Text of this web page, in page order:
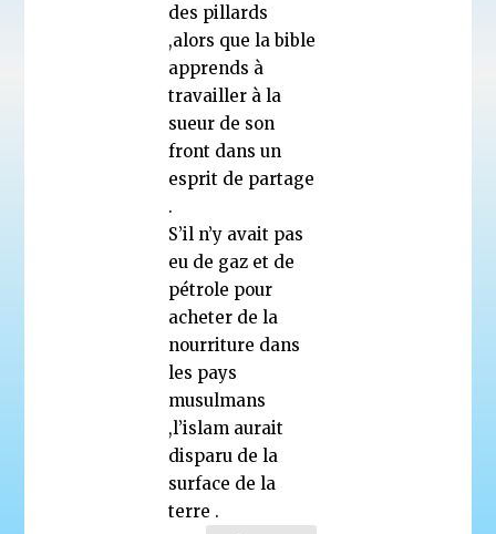
des pillards
,alors que la bible
apprends à
travailler à la
sueur de son
front dans un
esprit de partage
.
S’il n’y avait pas
eu de gaz et de
pétrole pour
acheter de la
nourriture dans
les pays
musulmans
,l’islam aurait
disparu de la
surface de la
terre .